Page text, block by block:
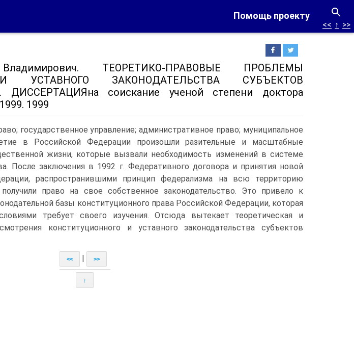
Помощь проекту
<< ↑ >>
ТЕОРЕТИКО-ПРАВОВЫЕ ПРОБЛЕМЫ
УСТАВНОГО ЗАКОНОДАТЕЛЬСТВА СУБЪЕКТОВ
соискание ученой степени доктора
1999
государственное управление; административное право; муниципальное
в Российской Федерации произошли разительные и масштабные
жизни, которые вызвали необходимость изменений в системе
После заключения в 1992 г. Федеративного договора и принятия новой
распространившими принцип федерализма на всю территорию
право на свое собственное законодательство. Это привело к
базы конституционного права Российской Федерации, которая
требует своего изучения. Отсюда вытекает теоретическая и
конституционного и уставного законодательства субъектов
<< >>
↑